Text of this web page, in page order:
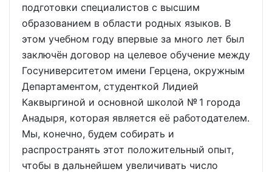
подготовки специалистов с высшим
образованием в области родных языков. В
этом учебном году впервые за много лет был
заключён договор на целевое обучение между
Госуниверситетом имени Герцена, окружным
Департаментом, студенткой Лидией
Каквыргиной и основной школой № 1 города
Анадыря, которая является её работодателем.
Мы, конечно, будем собирать и
распространять этот положительный опыт,
чтобы в дальнейшем увеличивать число